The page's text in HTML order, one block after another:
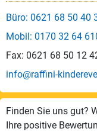
Büro: 0621 68 50 40
Mobil: 0170 32 64
Fax: 0621 68 50 12
info@raffini-
Finden Sie uns gut?
Ihre positive